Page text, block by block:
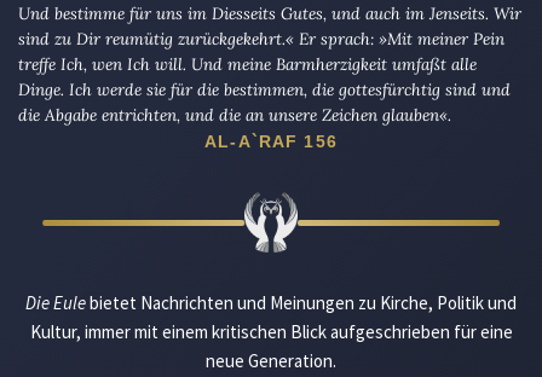
Und bestimme für uns im Diesseits Gutes, und auch im Jenseits. Wir
sind zu Dir reumütig zurückgekehrt.« Er sprach: »Mit meiner Pein
treffe Ich, wen Ich will. Und meine Barmherzigkeit umfaßt alle
Dinge. Ich werde sie für die bestimmen, die gottesfürchtig sind und
die Abgabe entrichten, und die an unsere Zeichen glauben«.
AL-A`RAF 156
Die Eulebietet Nachrichten und Meinungen zu Kirche, Politik und
Kultur, immer mit einem kritischen Blick aufgeschrieben für eine
neue Generation.